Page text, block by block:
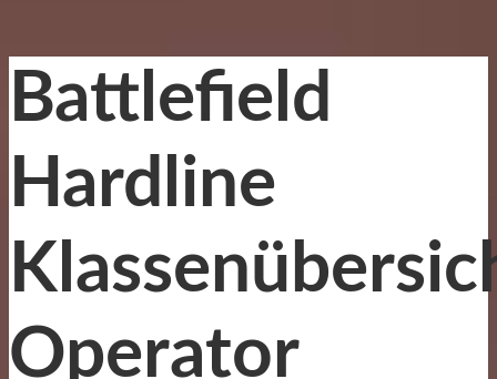
Battlefield
Hardline
Operator